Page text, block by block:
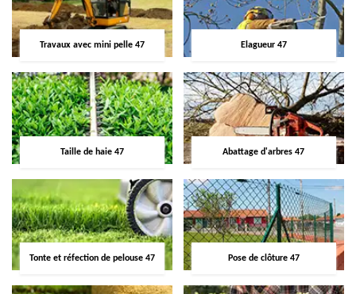
Travaux avec mini pelle 47 Elagueur 47
Taille de haie 47 Abattage d'arbres 47
Tonte et réfection de pelouse 47 Pose de clôture 47